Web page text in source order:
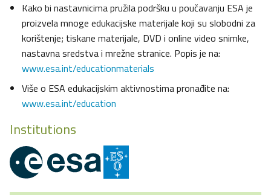
Kako bi nastavnicima pružila podršku u poučavanju ESA je
proizvela mnoge edukacijske materijale koji su slobodni za
korištenje; tiskane materijale, DVD i online video snimke,
nastavna sredstva i mrežne stranice. Popis je na:
www.esa.int/educationmaterials
Više o ESA edukacijskim aktivnostima pronađite na:
www.esa.int/education
Institutions